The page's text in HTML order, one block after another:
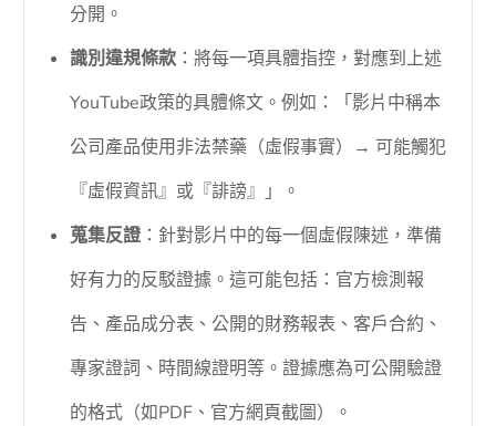
分開。
識別違規條款：將每一項具體指控，對應到上述
YouTube政策的具體條文。例如：「影片中稱本
公司產品使用非法禁藥（虛假事實）→ 可能觸犯
『虛假資訊』或『誹謗』」。
蒐集反證 ：針對影片中的每一個虛假陳述，準備
好有力的反駁證據。這可能包括：官方檢測報
告、產品成分表、公開的財務報表、客戶合約、
專家證詞、時間線證明等。證據應為可公開驗證
的格式（如PDF、官方網頁截圖）。